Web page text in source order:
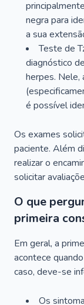
negra para
a sua
Teste de
diagnóstico
herpes. Nele,
é possível
Os exames
paciente. Além
realizar o
solicitar
O que
primeira
Em geral, a
acontece
caso, deve-se
Os